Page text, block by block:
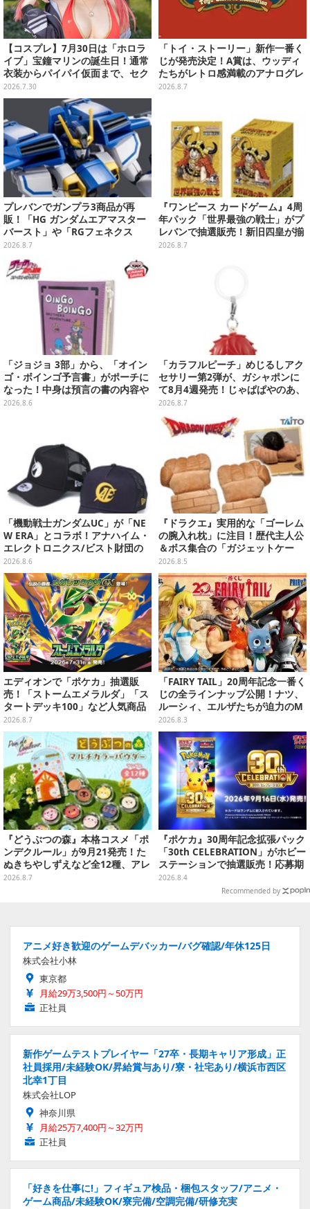
【コスプレ】7月30日は「ホロラ
イブ」宝鐘マリンの誕生日！通常
衣装からパイパイ仮面まで、セク
シーで可愛い美女レイヤーまとめ
【写真42枚】
2026.7.30
「トイ・ストーリー」新作一番く
じが発売決定！A賞は、ウッディ
たちがレトロ感満載のアナログレ
コード上を走る姿で立体化
2026.8.7
プレバンでガンプラ3商品が再
販！「HG ガンダムエアマスター
バースト」や「RGフェネクス
（ナラティブVer.）」も
2026.8.7
『ワンピース カードゲーム』4周
年パック「世界最強の戦士」がプ
レバンで抽選販売！新旧四皇が揃
い踏み、刃牙作者が描く「カイド
2026.8.7
「ジョジョ 3部」から、「オイン
ゴ・ボインゴ予言書」がポーチに
なった！中身は預言の書の内容や
アニメ総柄デザインをプリント
2026.8.6
「カラフルピーチ」めじるしアク
セサリー第2弾が、ガシャポンに
て8月4週発売！じゃぱぱやのあ、
シヴァたちメンバー11名分ライン
ナップ
2026.8.7
「機動戦士ガンダムUC」が「NE
W ERA」とコラボ！アナハイム・
エレクトロニクス/ビスト財団の
キャップが予約開始
2026.8.6
『ドラクエ』実用的な「ゴーレム
の腕入れ枕」に注目！歴代主人公
＆ボス集合の「ガジェットケー
ス」ほか9プライズが8月順次展開
2026.8.5
エディオンで「ポケカ」抽選販
売！「ストームエメラルダ」「ス
タートデッキ100」など人気商品
が対象
2026.8.7
「FAIRY TAIL」20周年記念一番く
じの全ラインナップ公開！ナツ、
ルーシィ、エルザたちが迫力のM
ASTERLISEで初登場
2026.8.3
『どうぶつの森』本格コスメ「ポ
ンデクルール」が9月21発売！た
ぬきちやしずえなど全12種、アレ
ンジできるリアクションシールも
2026.8.7
『ポケカ』30周年記念拡張パック
「30th CELEBRATION」がホビー
ステーションで抽選販売！応募期
間は8月6日23時59分まで
2026.8.4
Recommended by
アニメ好き歓迎のゲームデバッカー/バグ確認/年休125日
株式会社小林
東京都
月給29万3,500円～50万円
正社員
新作ゲームテストプレイヤー「27卒・長期キャリア形成」正
社員採用/未経験OK/昇給賞与あり/寮・社宅あり/横浜市西区
北幸1丁目
株式会社LOP
神奈川県
月給25万7,400円～32万円
正社員
「好きを仕事に!」フィギュア検品・梱包スタッフ/アニメ・
ゲーム商品/未経験OK/寮完備/空調完備/研修充実